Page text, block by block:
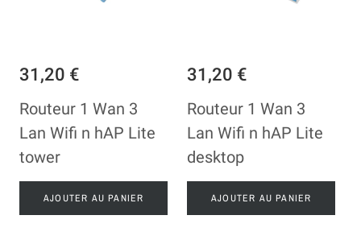
31,20 €
Routeur 1 Wan 3
Lan Wifi n hAP Lite
tower
AJOUTER AU PANIER
31,20 €
Routeur 1 Wan 3
Lan Wifi n hAP Lite
desktop
AJOUTER AU PANIER